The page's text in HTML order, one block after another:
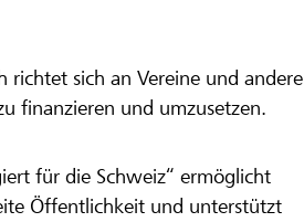
sich an Vereine und andere
finanzieren und umzusetzen.
für die Schweiz“ ermöglicht
Öffentlichkeit und unterstützt